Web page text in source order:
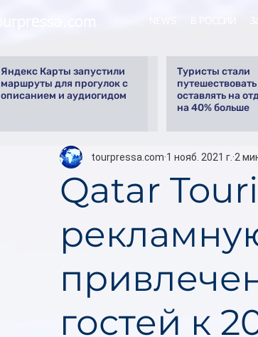
Яндекс Карты запустили
маршруты для прогулок с
описанием и аудиогидом
Туристы стали
оставлять на
на 40% больше
Qatar
гостей к
tourpressa.com 1 нояб. 2021 г. 2